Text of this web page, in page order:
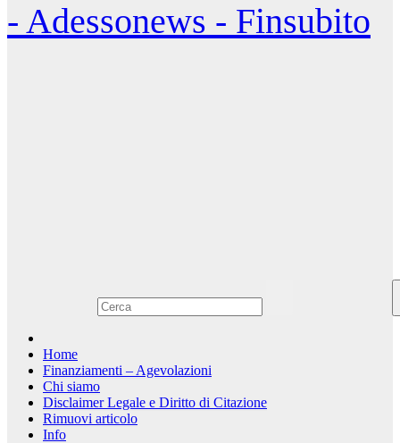
- Adessonews - Finsubito
Home
Finanziamenti – Agevolazioni
Chi siamo
Disclaimer Legale e Diritto di Citazione
Rimuovi articolo
Info